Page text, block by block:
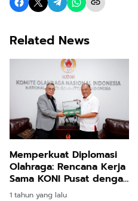
Related News
Memperkuat Diplomasi
Olahraga: Rencana Kerja
Sama KONI Pusat dengan
Brunei Darussalam
1 tahun yang lalu